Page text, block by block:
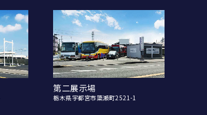
第二展示場
栃木県宇都宮市簗瀬町2521-1